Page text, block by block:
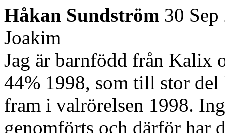
Håkan Sundström 30
Joakim
Jag är barnfödd från Kalix
44% 1998, som till stor del
fram i valrörelsen 1998.
genomförts och därför har